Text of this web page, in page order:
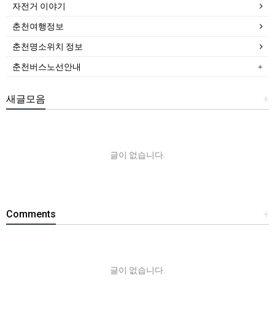
자전거 이야기
춘천여행정보
춘천명소위치 정보
춘천버스노선안내
+
새글모음
글이 없습니다.
+
Comments
글이 없습니다.